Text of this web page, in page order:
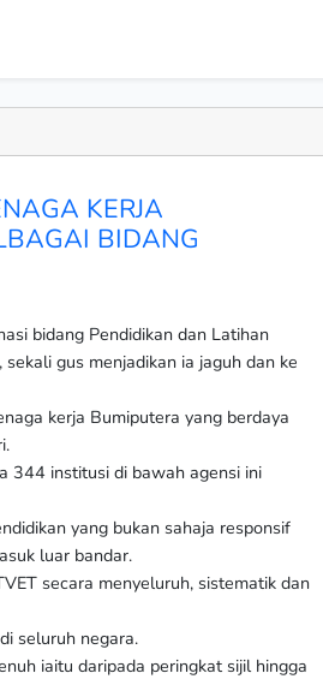
KERJA
BIDANG
bidang Pendidikan dan Latihan
gus menjadikan ia jaguh dan ke
kerja Bumiputera yang berdaya
344 institusi di bawah agensi ini
yang bukan sahaja responsif
luar bandar.
secara menyeluruh, sistematik dan
seluruh negara.
iaitu daripada peringkat sijil hingga